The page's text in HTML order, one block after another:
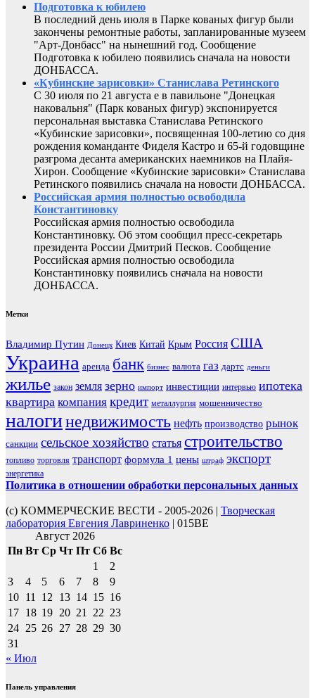
Подготовка к юбилею
В последний день июля в Парке кованых фигур были
закончены ремонтные работы, запланированные музеем
"Арт-Донбасс" на нынешний год. Сообщение
Подготовка к юбилею появились сначала на новости
ДОНБАССА.
«Кубинские зарисовки» Станислава Ретинского
С 30 июля по 21 августа е в павильоне "Донецкая
наковальня" (Парк кованых фигур) экспонируется
персональная выставка Станислава Ретинского
«Кубинские зарисовки», посвященная 100-летию со дня
рождения команданте Фиделя Кастро и 65-й годовщине
разгрома десанта американских наемников на Плайя-
Хирон. Сообщение «Кубинские зарисовки» Станислава
Ретинского появились сначала на новости ДОНБАССА.
Российская армия полностью освободила
Константиновку
Российская армия полностью освободила
Константиновку. Об этом сообщил пресс-секретарь
президента России Дмитрий Песков. Сообщение
Российская армия полностью освободила
Константиновку появились сначала на новости
ДОНБАССА.
Метки
Владимир Путин Донецк Киев Китай Крым Россия США
Украина аренда банк бизнес валюта газ дартс деньги
жилье закон земля зерно импорт инвестиции интервью ипотека
квартира компания кредит металлургия мошенничество
налогинедвижимость нефть производство рынок
санкции сельское хозяйство статья строительство
топливо торговля транспорт формула 1 цены штраф экспорт
энергетика
Политика в отношении обработки персональных данных
(с) КОММЕРЧЕСКИЕ ВЕСТИ - 2005-2026 | Творческая
лаборатория Евгения Лавриненко | 015BE
Август 2026
Пн Вт Ср Чт Пт Сб Вс
1
2
3
4 5 6 7 8
9
10 11 12 13 14 15 16
17 18 19 20 21 22 23
24 25 26 27 28 29 30
31
« Июл
Панель управления